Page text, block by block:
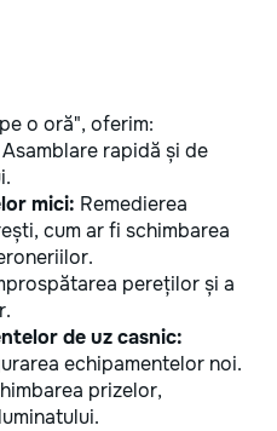
o oră", oferim:
Asamblare rapidă și de
mici: Remedierea
cum ar fi schimbarea
pereților și a
de uz casnic:
echipamentelor noi.
prizelor,